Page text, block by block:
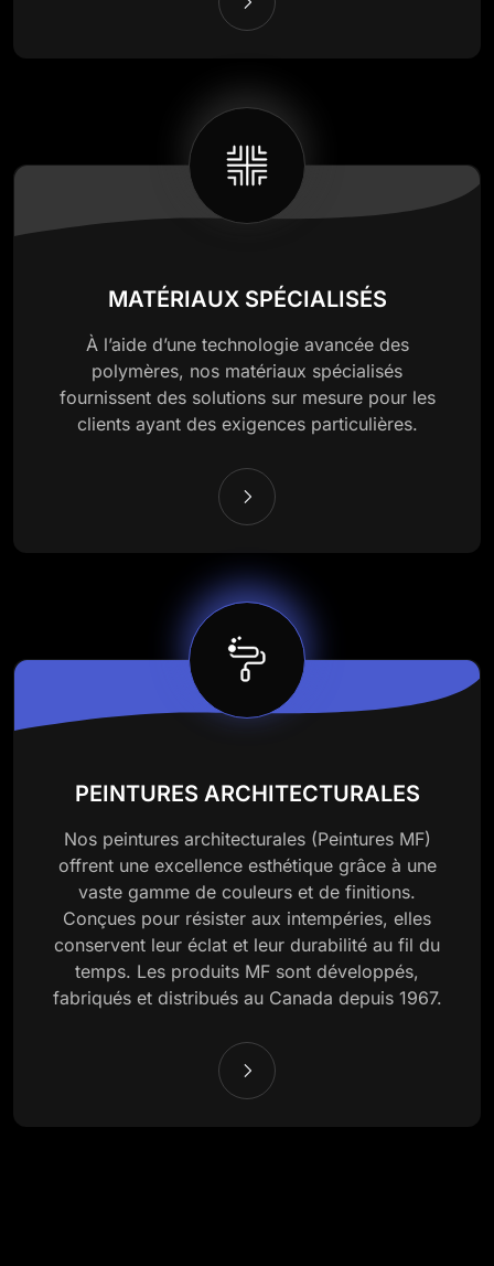
MATÉRIAUX SPÉCIALISÉS
À l’aide d’une technologie avancée des
polymères, nos matériaux spécialisés
fournissent des solutions sur mesure pour les
clients ayant des exigences particulières.
PEINTURES ARCHITECTURALES
Nos peintures architecturales (Peintures MF)
offrent une excellence esthétique grâce à une
vaste gamme de couleurs et de finitions.
Conçues pour résister aux intempéries, elles
conservent leur éclat et leur durabilité au fil du
temps. Les produits MF sont développés,
fabriqués et distribués au Canada depuis 1967.